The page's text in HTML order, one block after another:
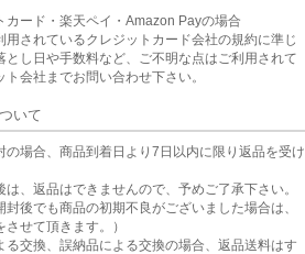
カード・楽天ペイ・Amazon Payの場合
用されているクレジットカード会社の規約に準じ
とし日や手数料など、ご不明な点はご利用されて
ト会社までお問い合わせ下さい。
いて
の場合、商品到着日より7日以内に限り返品を受け
は、返品はできませんので、予めご了承下さい。
封後でも商品の初期不良がございました場合は、
せて頂きます。）
る交換、誤納品による交換の場合、返品送料はす